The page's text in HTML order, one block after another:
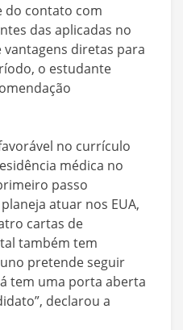
do contato com
das aplicadas no
diretas para
o estudante
no currículo
médica no
passo
atuar nos EUA,
cartas de
também tem
pretende seguir
tem uma porta aberta
declarou a